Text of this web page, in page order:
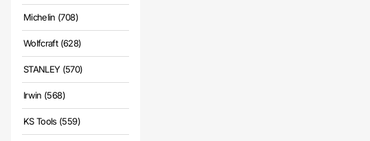
Michelin (708)
Wolfcraft (628)
STANLEY (570)
Irwin (568)
KS Tools (559)